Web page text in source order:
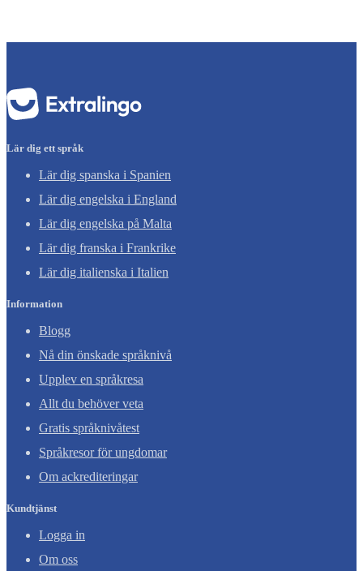
Lär dig ett språk
Lär dig spanska i Spanien
Lär dig engelska i England
Lär dig engelska på Malta
Lär dig franska i Frankrike
Lär dig italienska i Italien
Information
Blogg
Nå din önskade språknivå
Upplev en språkresa
Allt du behöver veta
Gratis språknivåtest
Språkresor för ungdomar
Om ackrediteringar
Kundtjänst
Logga in
Om oss